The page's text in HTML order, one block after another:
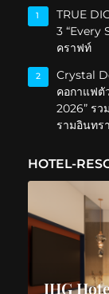
1
TRUE
3 “Every
คราฟท์
2
Crystal
คอกาแฟตั
2026” ร
รามอินทรา
HOTEL-
IHG